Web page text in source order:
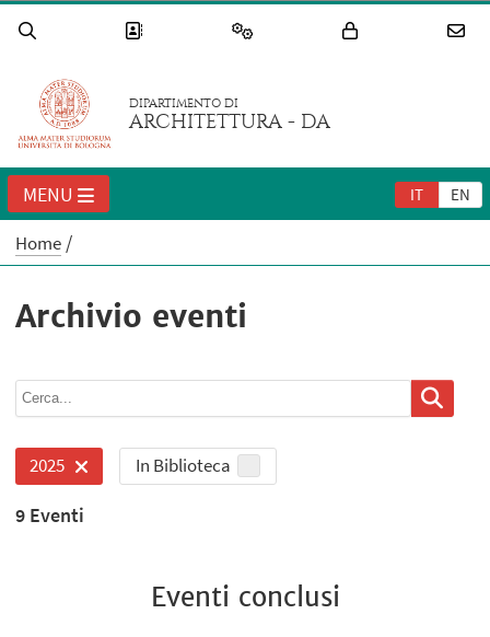
DIPARTIMENTO DI
ARCHITETTURA - DA
IT EN
MENU
Home
Archivio eventi
2025 In Biblioteca
9 Eventi
Eventi conclusi